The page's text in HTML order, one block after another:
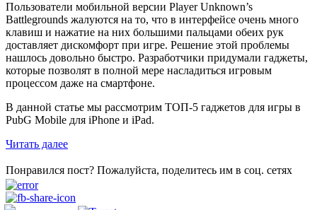
Пользователи мобильной версии Player Unknown’s
Battlegrounds жалуются на то, что в интерфейсе очень много
клавиш и нажатие на них большими пальцами обеих рук
доставляет дискомфорт при игре. Решение этой проблемы
нашлось довольно быстро. Разработчики придумали гаджеты,
которые позволят в полной мере насладиться игровым
процессом даже на смартфоне.
В данной статье мы рассмотрим ТОП-5 гаджетов для игры в
PubG Mobile для iPhone и iPad.
Читать далее
Понравился пост? Пожалуйста, поделитесь им в соц. сетях